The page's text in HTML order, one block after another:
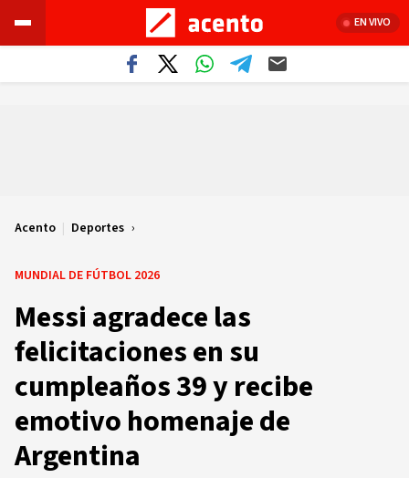
EN VIVO
Acento | Deportes
MUNDIAL DE FÚTBOL 2026
Messi agradece las
felicitaciones en su
cumpleaños 39 y recibe
emotivo homenaje de
Argentina